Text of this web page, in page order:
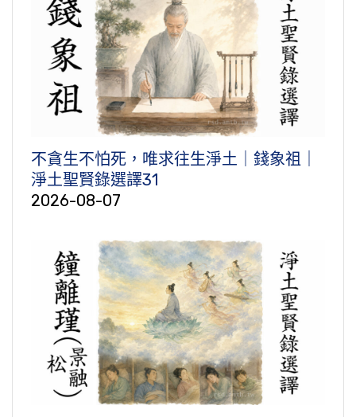
不貪生不怕死，唯求往生淨土｜錢象祖｜
淨土聖賢錄選譯31
2026-08-07